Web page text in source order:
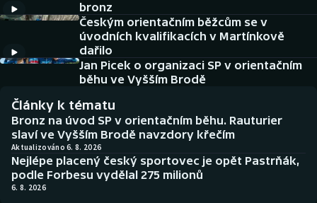
DALŠÍ SPORTY
Americký fotbal
Baseball a softbal
Basketbal
Biatlon
Boby a skeleton
NEPŘEHLÉDNĚTE
Historické návraty
Aplikace ČT sport
AZ kvíz
bronz
Českým orientačním běžcům se v
úvodních kvalifikacích v Martínkově
dařilo
Jan Picek o organizaci SP v orientačním
běhu ve Vyšším Brodě
Články k tématu
Bronz na úvod SP v orientačním běhu. Rauturier
slaví ve Vyšším Brodě navzdory křečím
Aktualizováno 6. 8. 2026
Nejlépe placený český sportovec je opět Pastrňák,
podle Forbesu vydělal 275 milionů
6. 8. 2026